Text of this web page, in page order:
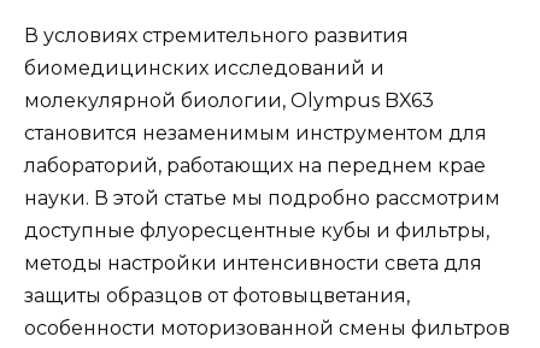
В условиях стремительного развития
биомедицинских исследований и
молекулярной биологии, Olympus BX63
становится незаменимым инструментом для
лабораторий, работающих на переднем крае
науки. В этой статье мы подробно рассмотрим
доступные флуоресцентные кубы и фильтры,
методы настройки интенсивности света для
защиты образцов от фотовыцветания,
особенности моторизованной смены фильтров